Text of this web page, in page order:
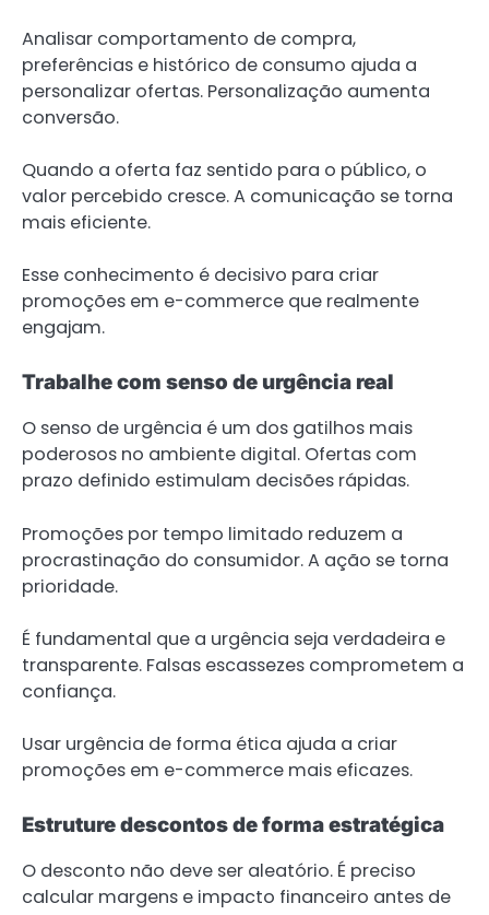
Analisar comportamento de compra,
preferências e histórico de consumo ajuda a
personalizar ofertas. Personalização aumenta
conversão.
Quando a oferta faz sentido para o público, o
valor percebido cresce. A comunicação se torna
mais eficiente.
Esse conhecimento é decisivo para criar
promoções em e-commerce que realmente
engajam.
Trabalhe com senso de urgência real
O senso de urgência é um dos gatilhos mais
poderosos no ambiente digital. Ofertas com
prazo definido estimulam decisões rápidas.
Promoções por tempo limitado reduzem a
procrastinação do consumidor. A ação se torna
prioridade.
É fundamental que a urgência seja verdadeira e
transparente. Falsas escassezes comprometem a
confiança.
Usar urgência de forma ética ajuda a criar
promoções em e-commerce mais eficazes.
Estruture descontos de forma estratégica
O desconto não deve ser aleatório. É preciso
calcular margens e impacto financeiro antes de